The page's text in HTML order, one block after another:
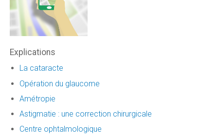
Explications
La cataracte
Opération du glaucome
Amétropie
Astigmatie : une correction chirurgicale
Centre ophtalmologique